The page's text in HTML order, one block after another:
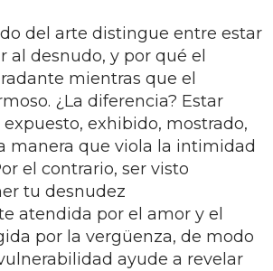
del arte distingue entre estar
al desnudo, y por qué el
mientras que el
¿La diferencia? Estar
exhibido, mostrado,
manera que viola la intimidad
el contrario, ser visto
tu desnudez
atendida por el amor y el
por la vergüenza, de modo
ayude a revelar